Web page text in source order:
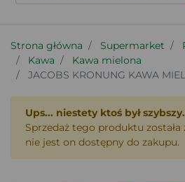
Strona główna Supermarket
Kawa
Kawa mielona
JACOBS KRONUNG KAWA
Ups... niestety ktoś był
Sprzedaż tego produktu
nie jest on dostępny do zakupu.